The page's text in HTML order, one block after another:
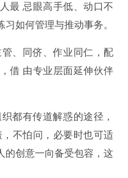
最 忌眼高手低、动口不
如何管理与推动事务。
、同侪、作业同仁，配
借 由专业层面延伸伙伴
都有传道解惑的途径，
不怕问，必要时也可适
的创意一向备受包容，这